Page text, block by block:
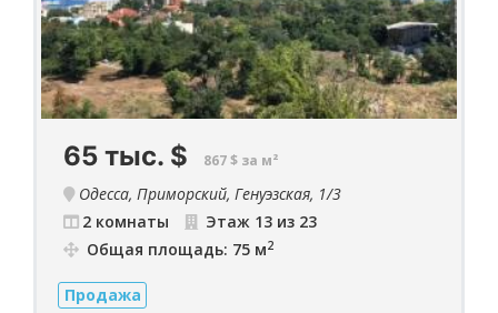
65 тыс. $ 867 $ за м²
Одесса, Приморский, Генуэзская, 1/3
2 комнаты
Этаж 13 из 23
Общая площадь: 75 м2
Продажа